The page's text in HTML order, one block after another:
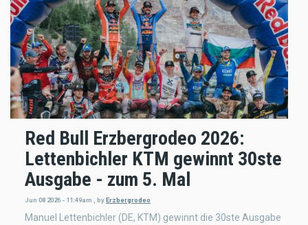
Red Bull Erzbergrodeo 2026:
Lettenbichler KTM gewinnt 30ste
Ausgabe - zum 5. Mal
Jun 08 2026 - 11:49am byErzbergrodeo
Manuel Lettenbichler (DE, KTM) gewinnt die 30ste Ausgabe